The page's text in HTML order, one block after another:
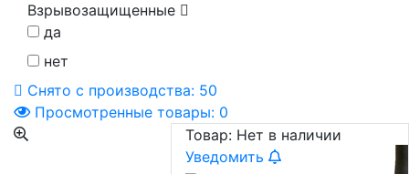
Взрывозащищенные
да
нет
Снято с производства: 50
Просмотренные товары: 0
Товар: Нет в наличии
Уведомить